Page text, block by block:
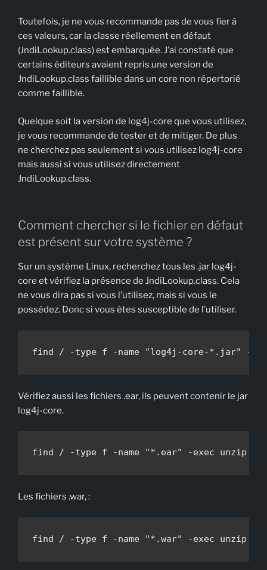
Toutefois, je ne vous recommande pas de vous fier à
ces valeurs, car la classe réellement en défaut
(JndiLookup.class) est embarquée. J’ai constaté que
certains éditeurs avaient repris une version de
JndiLookup.class faillible dans un core non répertorié
comme faillible.
Quelque soit la version de log4j-core que vous utilisez,
je vous recommande de tester et de mitiger. De plus
ne cherchez pas seulement si vous utilisez log4j-core
mais aussi si vous utilisez directement
JndiLookup.class.
Comment chercher si le fichier en défaut
est présent sur votre système ?
Sur un système Linux, recherchez tous les .jar log4j-
core et vérifiez la présence de JndiLookup.class. Cela
ne vous dira pas si vous l’utilisez, mais si vous le
possédez. Donc si vous êtes susceptible de l’utiliser.
find / -type f -name "log4j-core-*.jar" -
Vérifiez aussi les fichiers .ear, ils peuvent contenir le jar
log4j-core.
find / -type f -name "*.ear" -exec unzip
Les fichiers .war, :
find / -type f -name "*.war" -exec unzip